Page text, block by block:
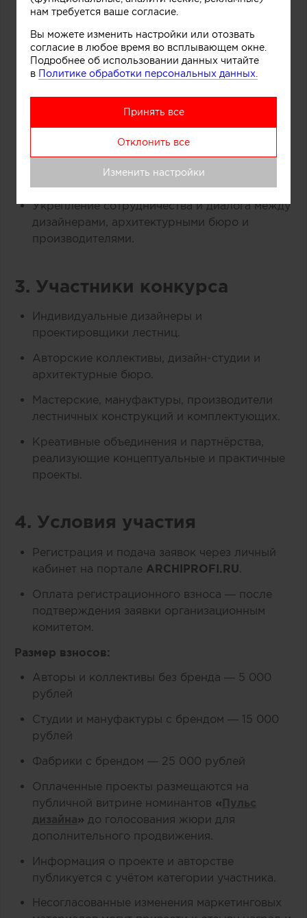
Содействие созданию комфортных,
безопасных и стильных лестничных систем,
повышающих качество среды и
архитектурного пространства.
российских и зарубежных производителей и
Формирование и продвижение передовых
Укрепление сотрудничества и диалога между
дизайнерами, архитектурными бюро и
производителями.
3. Участники конкурса
Индивидуальные дизайнеры и
проектировщики лестниц.
Авторские коллективы, дизайн-студии и
архитектурные бюро.
Мастерские, мануфактуры, производители
лестничных конструкций и комплектующих.
Креативные объединения и партнёрства,
реализующие концептуальные и практичные
проекты.
4. Условия участия
Регистрация и подача заявок через личный
кабинет на портале ARCHIPROFI.RU
Оплата регистрационного взноса — после
подтверждения заявки организационным
комитетом.
Размер взносов:
Авторы и коллективы без бренда — 5 000
рублей
Студии и мануфактуры с брендом — 15 000
рублей
Фабрики с брендом — 25 000 рублей
Оплаченные проекты размещаются на
публичной витрине номинантов «Пульс
дизайна» до голосования жюри для
дополнительного продвижения.
Информация о проекте и авторстве
публикуется с учётом категории участника.
Несогласованные изменения маркетинговых
нам требуется ваше согласие.
Вы можете изменить настройки или отозвать
согласие в любое время во всплывающем окне.
Подробнее об использовании данных читайте
в Политике обработки персональных данных.
Принять все
Отклонить все
Изменить настройки